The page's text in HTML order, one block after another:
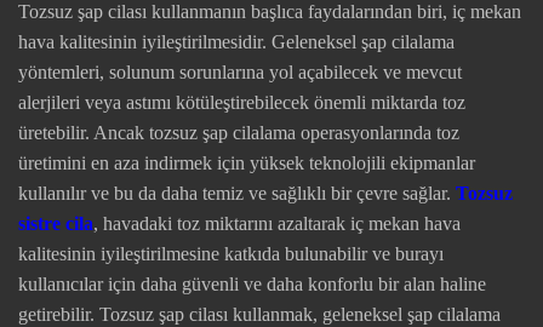
Tozsuz şap cilası kullanmanın başlıca faydalarından biri, iç mekan
hava kalitesinin iyileştirilmesidir. Geleneksel şap cilalama
yöntemleri, solunum sorunlarına yol açabilecek ve mevcut
alerjileri veya astımı kötüleştirebilecek önemli miktarda toz
üretebilir. Ancak tozsuz şap cilalama operasyonlarında toz
üretimini en aza indirmek için yüksek teknolojili ekipmanlar
kullanılır ve bu da daha temiz ve sağlıklı bir çevre sağlar. Tozsuz
sistre cila, havadaki toz miktarını azaltarak iç mekan hava
kalitesinin iyileştirilmesine katkıda bulunabilir ve burayı
kullanıcılar için daha güvenli ve daha konforlu bir alan haline
getirebilir. Tozsuz şap cilası kullanmak, geleneksel şap cilalama